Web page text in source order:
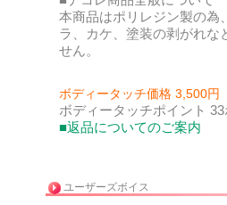
本商品はポリレジン製の為
ラ、カケ、塗装の剥がれな
せん。
ボディータッチ価格 3,500円
ボディータッチポイント
■返品についてのご案内
ユーザーズボイス